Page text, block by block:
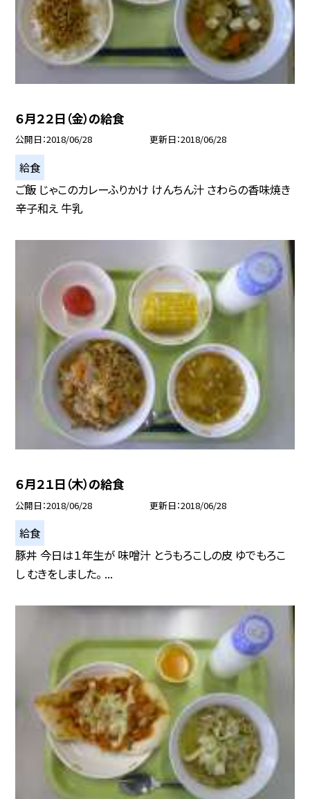
６月２２日（金）の給食
公開日 2018/06/28 更新日 2018/06/28
給食
ご飯 じゃこのカレーふりかけ けんちん汁 さわらの香味焼き
辛子和え 牛乳
６月２１日（木）の給食
公開日 2018/06/28 更新日 2018/06/28
給食
豚丼 今日は１年生が 味噌汁 とうもろこしの皮 ゆでもろこ
し むきをしました。 ...